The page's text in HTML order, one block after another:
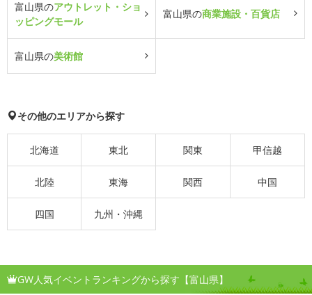
富山県のアウトレット・ショ
ッピングモール
富山県の商業施設・百貨店
富山県の美術館
その他のエリアから探す
北海道 東北 関東 甲信越
北陸 東海 関西 中国
四国 九州・沖縄
GW人気イベントランキングから探す【富山県】